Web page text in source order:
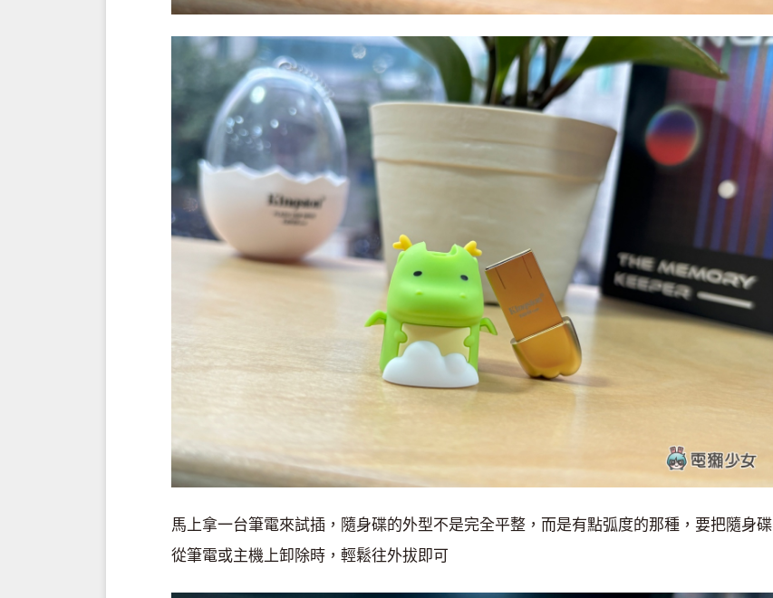
馬上拿一台筆電來試插，隨身碟的外型不是完全平整，而是有點弧度的那種，要把隨身碟
從筆電或主機上卸除時，輕鬆往外拔即可